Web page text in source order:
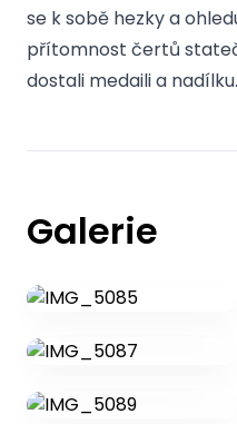
se k sobě hezky a
přítomnost čertů
dostali medaili a nadílku.
Galerie